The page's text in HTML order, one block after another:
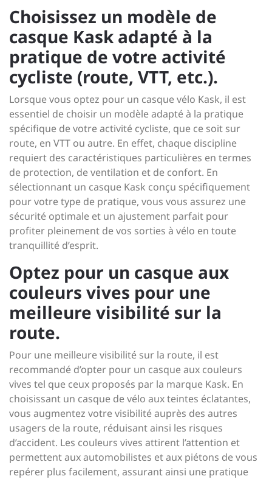
Choisissez un modèle de
casque Kask adapté à la
pratique de votre activité
cycliste (route, VTT, etc.).
Lorsque vous optez pour un casque vélo Kask, il est
essentiel de choisir un modèle adapté à la pratique
spécifique de votre activité cycliste, que ce soit sur
route, en VTT ou autre. En effet, chaque discipline
requiert des caractéristiques particulières en termes
de protection, de ventilation et de confort. En
sélectionnant un casque Kask conçu spécifiquement
pour votre type de pratique, vous vous assurez une
sécurité optimale et un ajustement parfait pour
profiter pleinement de vos sorties à vélo en toute
tranquillité d’esprit.
Optez pour un casque aux
couleurs vives pour une
meilleure visibilité sur la
route.
Pour une meilleure visibilité sur la route, il est
recommandé d’opter pour un casque aux couleurs
vives tel que ceux proposés par la marque Kask. En
choisissant un casque de vélo aux teintes éclatantes,
vous augmentez votre visibilité auprès des autres
usagers de la route, réduisant ainsi les risques
d’accident. Les couleurs vives attirent l’attention et
permettent aux automobilistes et aux piétons de vous
repérer plus facilement, assurant ainsi une pratique